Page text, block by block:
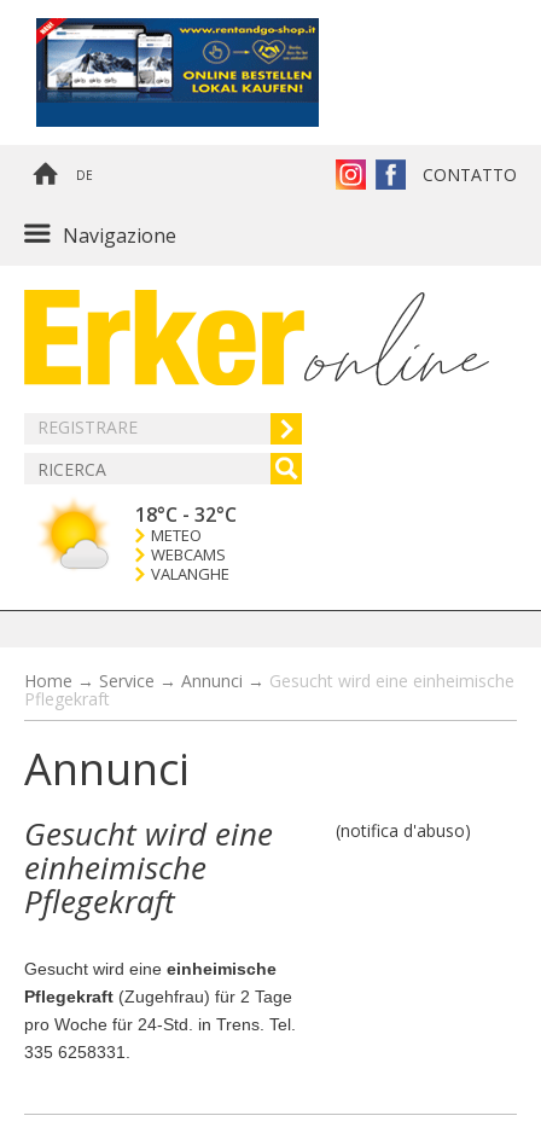
DE CONTATTO
Navigazione
REGISTRARE
18°C - 32°C
METEO
WEBCAMS
VALANGHE
Home → Service → Annunci → Gesucht wird eine einheimische
Pflegekraft
Annunci
Gesucht wird eine
einheimische
Pflegekraft
Gesucht wird eine einheimische
Pflegekraft (Zugehfrau) für 2 Tage
pro Woche für 24-Std. in Trens. Tel.
335 6258331.
(notifica d'abuso)